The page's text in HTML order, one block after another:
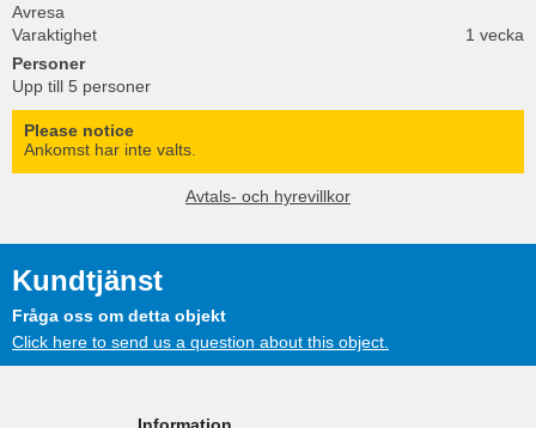
Avresa
Varaktighet
1 vecka
Personer
Upp till 5 personer
Please notice
Ankomst har inte valts.
Avtals- och hyrevillkor
Kundtjänst
Fråga oss om detta objekt
Click here to send us a question about this object.
Information